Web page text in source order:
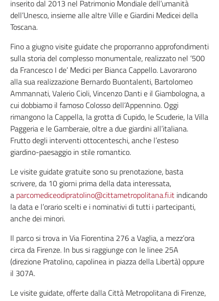
inserito dal 2013 nel Patrimonio Mondiale dell’umanità
dell’Unesco, insieme alle altre Ville e Giardini Medicei della
Toscana.
Fino a giugno visite guidate che proporranno approfondimenti
sulla storia del complesso monumentale, realizzato nel ‘500
da Francesco I de’ Medici per Bianca Cappello. Lavorarono
alla sua realizzazione Bernardo Buontalenti, Bartolomeo
Ammannati, Valerio Cioli, Vincenzo Danti e il Giambologna, a
cui dobbiamo il famoso Colosso dell’Appennino. Oggi
rimangono la Cappella, la grotta di Cupido, le Scuderie, la Villa
Paggeria e le Gamberaie, oltre a due giardini all’italiana.
Frutto degli interventi ottocenteschi, anche l’esteso
giardino-paesaggio in stile romantico.
Le visite guidate gratuite sono su prenotazione, basta
scrivere, da 10 giorni prima della data interessata,
a parcomediceodipratolino@cittametropolitana.fi.itindicando
la data e l’orario scelti e i nominativi di tutti i partecipanti,
anche dei minori.
Il parco si trova in Via Fiorentina 276 a Vaglia, a mezz’ora
circa da Firenze. In bus si raggiunge con le linee 25A
(direzione Pratolino, capolinea in piazza della Libertà) oppure
il 307A.
Le visite guidate, offerte dalla Città Metropolitana di Firenze,